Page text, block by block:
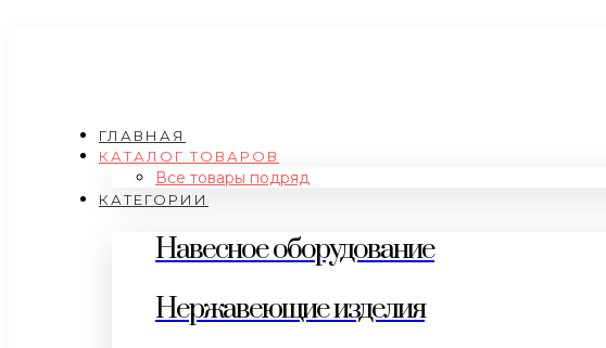
ГЛАВНАЯ
КАТАЛОГ ТОВАРОВ
Все товары подряд
КАТЕГОРИИ
Навесное оборудование
Нержавеющие изделия